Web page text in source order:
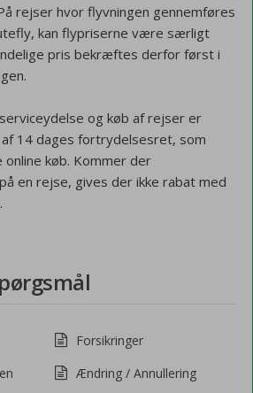
rejser hvor flyvningen gennemføres
kan flypriserne være særligt
pris bekræftes derfor først i
og køb af rejser er
14 dages fortrydelsesret, som
køb. Kommer der
en rejse, gives der ikke rabat med
Forsikringer
Ændring / Annullering